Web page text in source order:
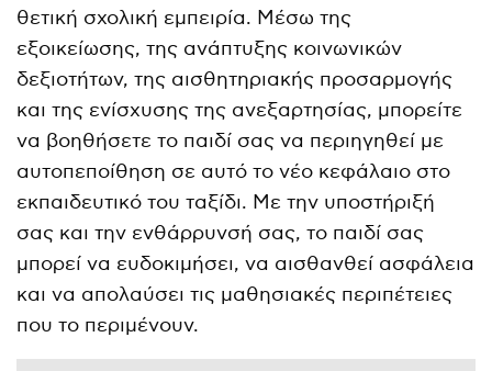
θετική σχολική εμπειρία. Μέσω της
εξοικείωσης, της ανάπτυξης κοινωνικών
δεξιοτήτων, της αισθητηριακής προσαρμογής
και της ενίσχυσης της ανεξαρτησίας, μπορείτε
να βοηθήσετε το παιδί σας να περιηγηθεί με
αυτοπεποίθηση σε αυτό το νέο κεφάλαιο στο
εκπαιδευτικό του ταξίδι. Με την υποστήριξή
σας και την ενθάρρυνσή σας, το παιδί σας
μπορεί να ευδοκιμήσει, να αισθανθεί ασφάλεια
και να απολαύσει τις μαθησιακές περιπέτειες
που το περιμένουν.